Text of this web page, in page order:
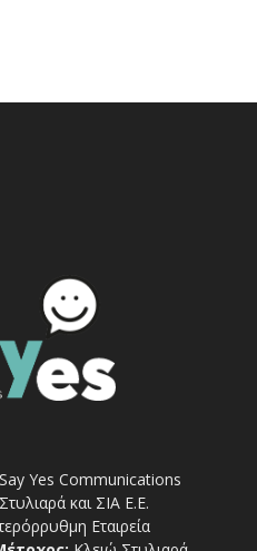
Say Yes Communications
και ΣΙΑ Ε.Ε.
Εταιρεία